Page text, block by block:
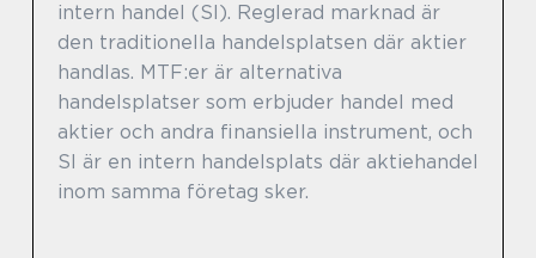
intern handel (SI). Reglerad marknad är
den traditionella handelsplatsen där aktier
handlas. MTF:er är alternativa
handelsplatser som erbjuder handel med
aktier och andra finansiella instrument, och
SI är en intern handelsplats där aktiehandel
inom samma företag sker.